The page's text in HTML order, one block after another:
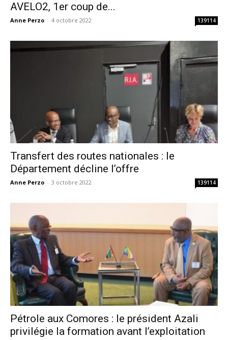
AVELO2, 1er coup de...
Anne Perzo - 4 octobre 2022 139114
Transfert des routes nationales : le
Département décline l’offre
Anne Perzo - 3 octobre 2022 139114
Pétrole aux Comores : le président Azali
privilégie la formation avant l’exploitation